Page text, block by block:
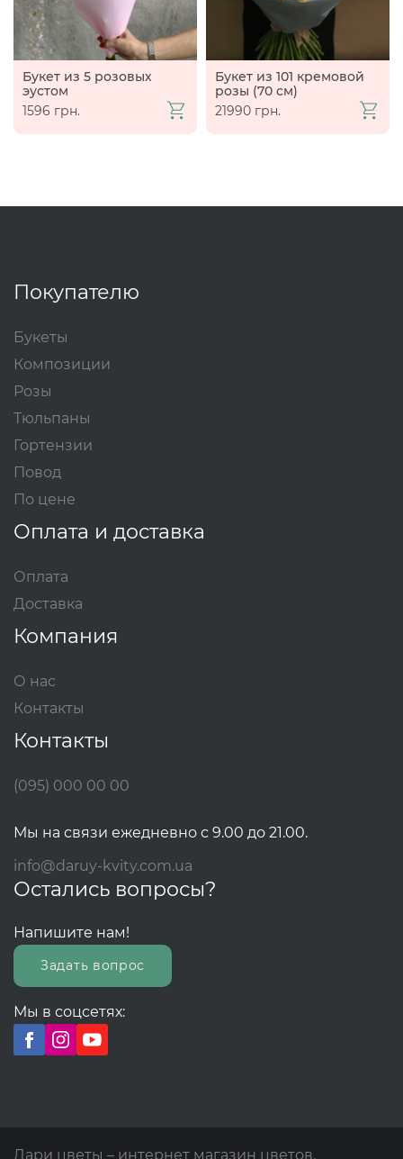
Букет из 5 розовых
эустом
1596 грн.
Букет из 101 кремовой
розы (70 см)
21990 грн.
Покупателю
Букеты
Композиции
Розы
Тюльпаны
Гортензии
Повод
По цене
Оплата и доставка
Оплата
Доставка
Компания
О нас
Контакты
Контакты
(095) 000 00 00
Мы на связи ежедневно с 9.00 до 21.00.
info@daruy-kvity.com.ua
Остались вопросы?
Напишите нам!
Задать вопрос
Мы в соцсетях:
Дари цветы – интернет магазин цветов.